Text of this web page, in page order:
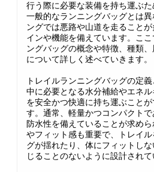
行う際に必要な装備を持ち運ぶた
一般的なランニングバッグとは
ングでは悪路や山道を走ること
インや機能を備えています。こ
ングバッグの概念や特徴、種類
について詳しく述べていきます。
トレイルランニングバッグの定
中に必要となる水分補給やエネ
を安全かつ快適に持ち運ぶこと
す。通常、軽量かつコンパクト
防水性を備えていることが求め
やフィット感も重要で、トレイ
グが揺れたり、体にフィットし
じることのないように設計されて